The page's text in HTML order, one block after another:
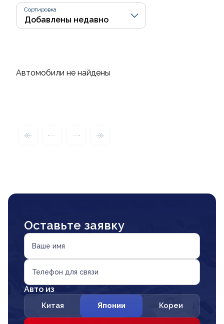
Сортировка
Автомобили не найдены
Оставьте заявку
Ваше имя
Телефон для связи
Авто из
Китая Японии Кореи